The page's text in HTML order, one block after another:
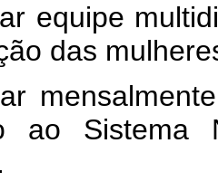
equipe
das
ao Sistema